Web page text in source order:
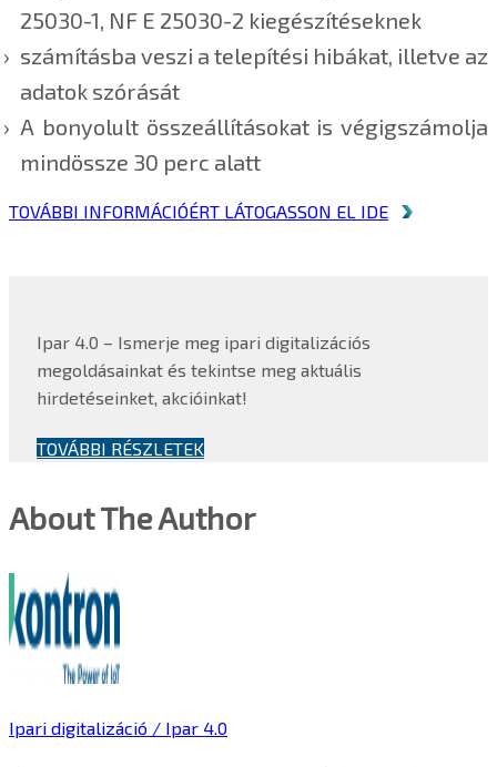
25030-1, NF E 25030-2 kiegészítéseknek
számításba veszi a telepítési hibákat, illetve az
adatok szórását
A bonyolult összeállításokat is végigszámolja
mindössze 30 perc alatt
TOVÁBBI INFORMÁCIÓÉRT LÁTOGASSON EL IDE
Ipar 4.0 – Ismerje meg ipari digitalizációs
megoldásainkat és tekintse meg aktuális
hirdetéseinket, akcióinkat!
TOVÁBBI RÉSZLETEK
About The Author
Ipari digitalizáció / Ipar 4.0